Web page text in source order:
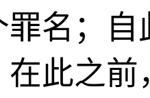
罪名；
在此之